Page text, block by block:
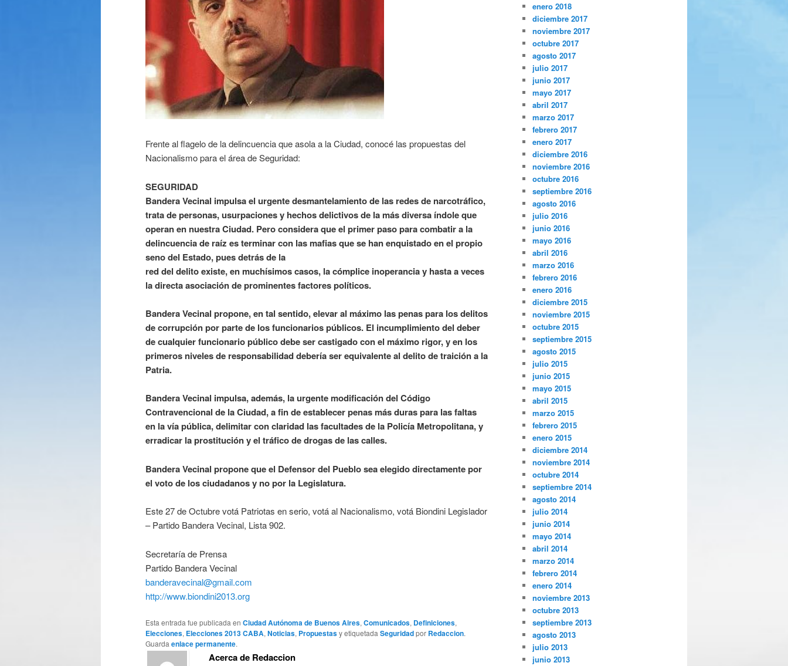
Frente al flagelo de la delincuencia que asola a la Ciudad, conocé las propuestas del
Nacionalismo para el área de Seguridad:
SEGURIDAD
Bandera Vecinal impulsa el urgente desmantelamiento de las redes de narcotráfico,
trata de personas, usurpaciones y hechos delictivos de la más diversa índole que
operan en nuestra Ciudad. Pero considera que el primer paso para combatir a la
delincuencia de raíz es terminar con las mafias que se han enquistado en el propio
seno del Estado, pues detrás de la
red del delito existe, en muchísimos casos, la cómplice inoperancia y hasta a veces
la directa asociación de prominentes factores políticos.
Bandera Vecinal propone, en tal sentido, elevar al máximo las penas para los delitos
de corrupción por parte de los funcionarios públicos. El incumplimiento del deber
de cualquier funcionario público debe ser castigado con el máximo rigor, y en los
primeros niveles de responsabilidad debería ser equivalente al delito de traición a la
Patria.
Bandera Vecinal impulsa, además, la urgente modificación del Código
Contravencional de la Ciudad, a fin de establecer penas más duras para las faltas
en la vía pública, delimitar con claridad las facultades de la Policía Metropolitana, y
erradicar la prostitución y el tráfico de drogas de las calles.
Bandera Vecinal propone que el Defensor del Pueblo sea elegido directamente por
el voto de los ciudadanos y no por la Legislatura.
Este 27 de Octubre votá Patriotas en serio, votá al Nacionalismo, votá Biondini Legislador
– Partido Bandera Vecinal, Lista 902.
Secretaría de Prensa
Partido Bandera Vecinal
banderavecinal@gmail.com
http://www.biondini2013.org
Esta entrada fue publicada en Ciudad Autónoma de Buenos Aires, Comunicados, Definiciones,
Elecciones, Elecciones 2013 CABA, Noticias, Propuestasy etiquetada Seguridadpor Redaccion.
Guarda enlace permanente.
Acerca de Redaccion
enero 2018
diciembre 2017
noviembre 2017
octubre 2017
agosto 2017
julio 2017
junio 2017
mayo 2017
abril 2017
marzo 2017
febrero 2017
enero 2017
diciembre 2016
noviembre 2016
octubre 2016
septiembre 2016
agosto 2016
julio 2016
junio 2016
mayo 2016
abril 2016
marzo 2016
febrero 2016
enero 2016
diciembre 2015
noviembre 2015
octubre 2015
septiembre 2015
agosto 2015
julio 2015
junio 2015
mayo 2015
abril 2015
marzo 2015
febrero 2015
enero 2015
diciembre 2014
noviembre 2014
octubre 2014
septiembre 2014
agosto 2014
julio 2014
junio 2014
mayo 2014
abril 2014
marzo 2014
febrero 2014
enero 2014
noviembre 2013
octubre 2013
septiembre 2013
agosto 2013
julio 2013
junio 2013